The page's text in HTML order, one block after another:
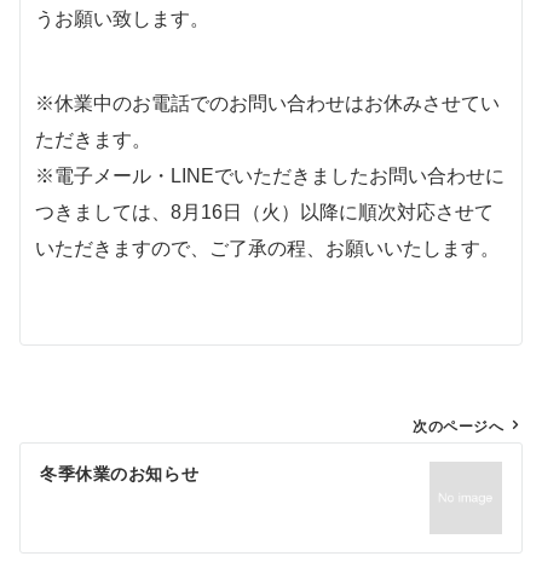
うお願い致します。
※休業中のお電話でのお問い合わせはお休みさせてい
ただきます。
※電子メール・LINEでいただきましたお問い合わせに
つきましては、8月16日（火）以降に順次対応させて
いただきますので、ご了承の程、お願いいたします。
稿
次のページへ
冬季休業のお知らせ